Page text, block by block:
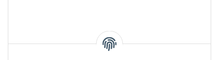
Cablecon F-SC-6-TD 5.1 SHORT F-Quick